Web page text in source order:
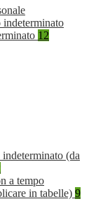
indeterminato
12
(da
a tempo
in tabelle) 9